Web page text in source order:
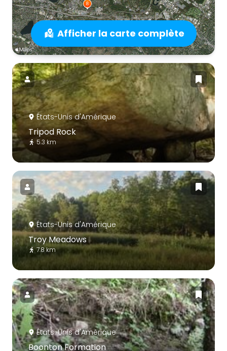
Afficher la carte complète
États-Unis d'Amérique
Tripod Rock
5.3 km
États-Unis d'Amérique
Troy Meadows
7.8 km
États-Unis d'Amérique
Boonton Formation